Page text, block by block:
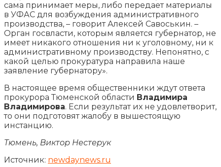
сама принимает меры, либо передает материалы
в УФАС для возбуждения административного
производства, – говорит Алексей Савоськин. –
Орган госвласти, которым является губернатор, не
имеет никакого отношения ни к уголовному, ни к
административному производству. Непонятно, с
какой целью прокуратура направила наше
заявление губернатору».
В настоящее время общественники ждут ответа
прокурора Тюменской области Владимира
Владимирова. Если результат их не удовлетворит,
то они подготовят жалобу в вышестоящую
инстанцию.
Тюмень, Виктор Нестерук
Источник: newdaynews.ru